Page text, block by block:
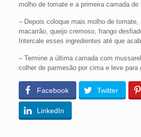
molho de tomate e a primeira camada de
– Depois coloque mais molho de tomate,
macarrão, queijo cremoso, frango
Intercale esses ingredientes até que
– Termine a última camada com
colher de parmesão por cima e leve para
Facebook Twitter
LinkedIn